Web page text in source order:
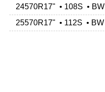
24570R17" • 108S • BW
25570R17" • 112S • BW